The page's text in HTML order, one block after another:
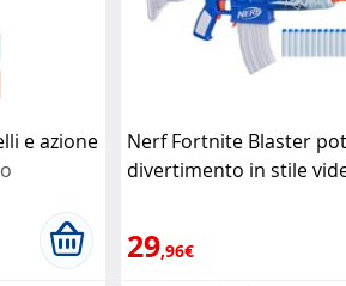
e azione
Nerf Fortnite Blaster
divertimento in stile
29,96€